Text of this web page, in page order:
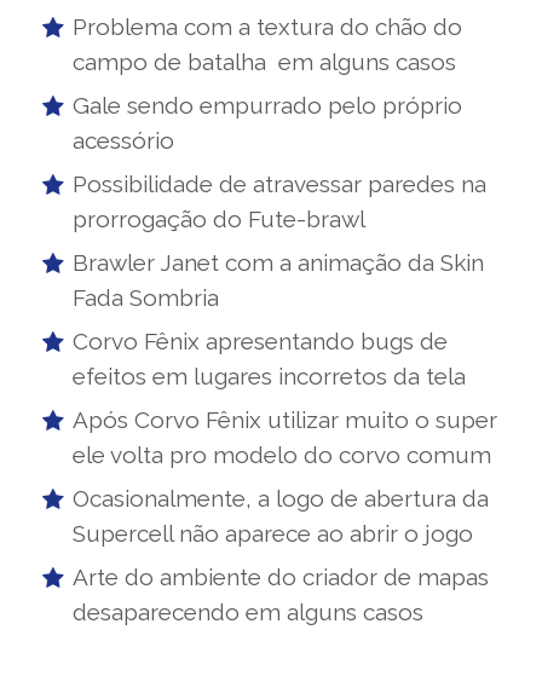
Problema com a textura do chão do
campo de batalha em alguns casos
Gale sendo empurrado pelo próprio
acessório
Possibilidade de atravessar paredes na
prorrogação do Fute-brawl
Brawler Janet com a animação da Skin
Fada Sombria
Corvo Fênix apresentando bugs de
efeitos em lugares incorretos da tela
Após Corvo Fênix utilizar muito o super
ele volta pro modelo do corvo comum
Ocasionalmente, a logo de abertura da
Supercell não aparece ao abrir o jogo
Arte do ambiente do criador de mapas
desaparecendo em alguns casos